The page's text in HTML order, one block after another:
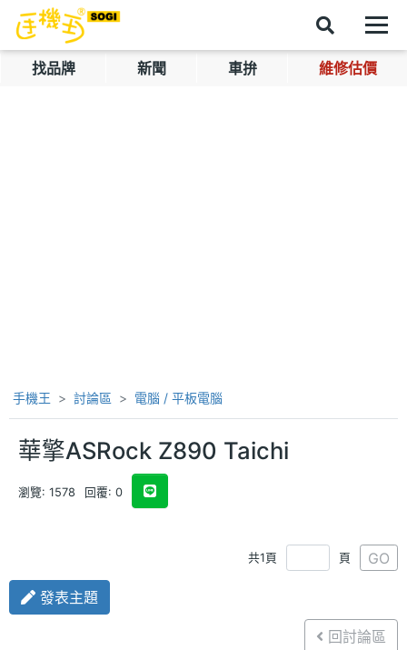
找品牌 新聞 車拚 維修估價
手機王 討論區 電腦 / 平板電腦
華擎ASRock Z890 Taichi
瀏覽: 1578 回覆: 0
共1頁 頁 GO
發表主題
回討論區